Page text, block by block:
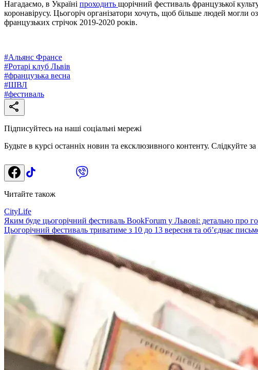
Нагадаємо, в Україні проходить щорічний фестиваль французької
коронавірусу. Цьогоріч організатори хочуть, щоб більше людей
французьких стрічок 2019-2020 років.
#Альянс Франсе
#Ротарі клуб Львів
#французька весна
#ШВЛ
#фестиваль
Підписуйтесь на наші соціальні мережі
Будьте в курсі останніх новин та ексклюзивного контенту. Слідкуйте
Читайте також
CityLife
Яким буде цьогорічний фестиваль BookForum у Львові: детально про
Цьогорічний фестиваль триватиме з 10 до 13 вересня та об’єднає